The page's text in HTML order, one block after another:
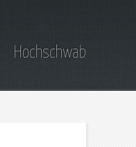
Hochschwab